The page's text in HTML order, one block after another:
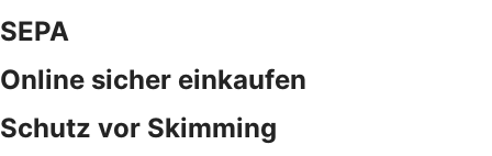
SEPA
Online sicher einkaufen
Schutz vor Skimming